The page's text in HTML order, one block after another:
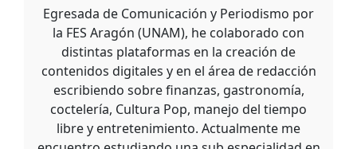
Egresada de Comunicación y Periodismo por
la FES Aragón (UNAM), he colaborado con
distintas plataformas en la creación de
contenidos digitales y en el área de redacción
escribiendo sobre finanzas, gastronomía,
coctelería, Cultura Pop, manejo del tiempo
libre y entretenimiento. Actualmente me